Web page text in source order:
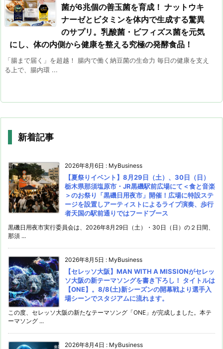
菌が6兆個の善玉菌を育成！ ナットウキ
ナーゼとビタミンを体内で生成する驚異
のサプリ。乳酸菌・ビフィズス菌を元気
にし、体の内側から健康を整える究極の発酵食品！
「腸まで届く」を超越！ 腸内で働く納豆菌の生命力 毎日の健康を支え
る上で、腸内環 ...
新着記事
2026年8月6日 : MyBusiness
【夏祭りイベント】8月29日（土）、30日（日）
栃木県那須塩原市・JR黒磯駅前広場にて＜食と音楽
＞のお祭り「黒磯日用夜市」開催！広場に特設ステ
ージを設置しアーティストによるライブ演奏、歩行
者天国の駅前通りではフードブース
黒磯日用夜市実行委員会は、2026年8月29日（土）・30日（日）の２日間、
那須 ...
2026年8月5日 : MyBusiness
【セレッソ大阪】MAN WITH A MISSIONがセレッ
ソ大阪の新テーマソングを書き下ろし！ タイトルは
【ONE】。8/8(土)新シーズンの開幕戦より選手入
場シーンでスタジアムに流れます。
この度、セレッソ大阪の新たなテーマソング「ONE」が完成しました。本テ
ーマソング ...
2026年8月4日 : MyBusiness